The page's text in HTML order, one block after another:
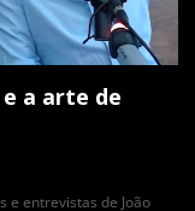
a arte de
e entrevistas de João